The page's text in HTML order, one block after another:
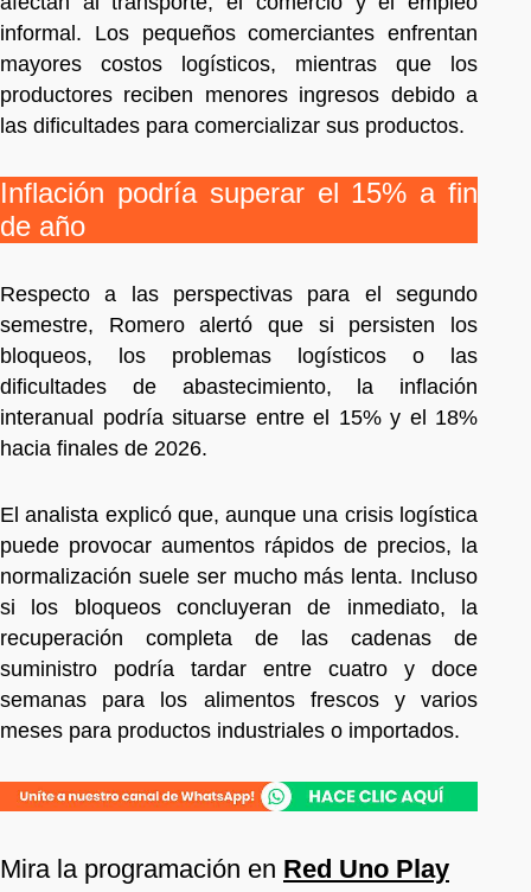
informal. Los pequeños comerciantes enfrentan
mayores costos logísticos, mientras que los
productores reciben menores ingresos debido a
las dificultades para comercializar sus productos.
Inflación podría superar el 15% a fin
de año
Respecto a las perspectivas para el segundo
semestre, Romero alertó que si persisten los
bloqueos, los problemas logísticos o las
dificultades de abastecimiento, la inflación
interanual podría situarse entre el 15% y el 18%
hacia finales de 2026.
El analista explicó que, aunque una crisis logística
puede provocar aumentos rápidos de precios, la
normalización suele ser mucho más lenta. Incluso
si los bloqueos concluyeran de inmediato, la
recuperación completa de las cadenas de
suministro podría tardar entre cuatro y doce
semanas para los alimentos frescos y varios
meses para productos industriales o importados.
Mira la programación en Red Uno Play